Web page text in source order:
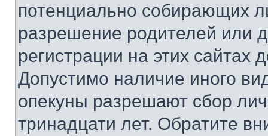
потенциально собирающих
разрешение родителей или
регистрации на этих сайтах
Допустимо наличие иного
опекуны разрешают сбор
тринадцати лет. Обратите